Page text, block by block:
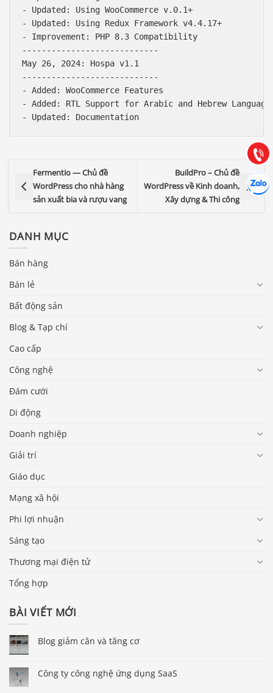
- Updated: Using WooCommerce v.0.1+
- Updated: Using Redux Framework v4.4.17+
- Improvement: PHP 8.3 Compatibility
----------------------------
May 26, 2024: Hospa v1.1
----------------------------
- Added: WooCommerce Features
- Added: RTL Support for Arabic and Hebrew
Fermentio — Chủ đề
WordPress cho nhà hàng
sản xuất bia và rượu vang
BuildPro – Chủ đề
WordPress về Kinh doanh,
Xây dựng & Thi công
DANH MỤC
Bán hàng
Bán lẻ
Bất động sản
Blog & Tạp chí
Cao cấp
Công nghệ
Đám cưới
Di động
Doanh nghiệp
Giải trí
Giáo dục
Mạng xã hội
Phi lợi nhuận
Sáng tạo
Thương mại điện tử
Tổng hợp
BÀI VIẾT MỚI
Blog giảm cân và tăng cơ
Công ty công nghệ ứng dụng SaaS
Gọi
(028) 22.166.144
Chát
Hợp tác